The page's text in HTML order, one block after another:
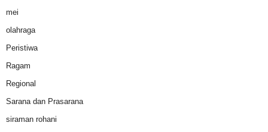
mei
olahraga
Peristiwa
Ragam
Regional
Sarana dan Prasarana
siraman rohani